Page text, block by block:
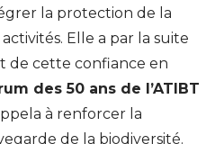
la protection de la
Elle a par la suite
cette confiance en
des 50 ans de l’ATIBT
à renforcer la
de la biodiversité.